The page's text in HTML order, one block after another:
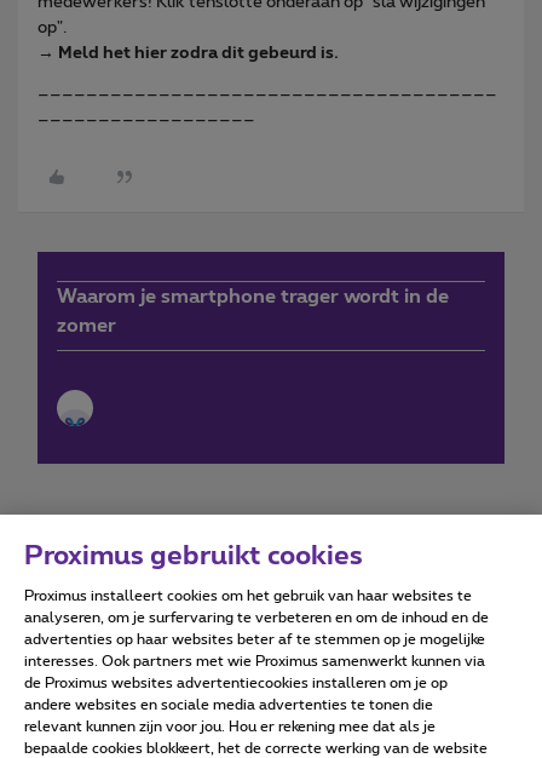
op".
→
Meld het hier zodra dit gebeurd is.
Waarom je smartphone trager wordt in de
zomer
Forumvoorwaarden Accessibility statement
Alle rechten voorbehouden. © Proximus
Proximus gebruikt cookies
Proximus installeert cookies om het gebruik van haar websites te
analyseren, om je surfervaring te verbeteren en om de inhoud en de
advertenties op haar websites beter af te stemmen op je mogelijke
interesses. Ook partners met wie Proximus samenwerkt kunnen via
de Proximus websites advertentiecookies installeren om je op
andere websites en sociale media advertenties te tonen die
relevant kunnen zijn voor jou. Hou er rekening mee dat als je
bepaalde cookies blokkeert, het de correcte werking van de website